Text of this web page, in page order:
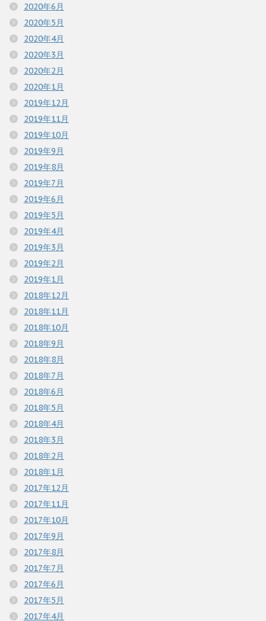
2020年6月
2020年5月
2020年4月
2020年3月
2020年2月
2020年1月
2019年12月
2019年11月
2019年10月
2019年9月
2019年8月
2019年7月
2019年6月
2019年5月
2019年4月
2019年3月
2019年2月
2019年1月
2018年12月
2018年11月
2018年10月
2018年9月
2018年8月
2018年7月
2018年6月
2018年5月
2018年4月
2018年3月
2018年2月
2018年1月
2017年12月
2017年11月
2017年10月
2017年9月
2017年8月
2017年7月
2017年6月
2017年5月
2017年4月